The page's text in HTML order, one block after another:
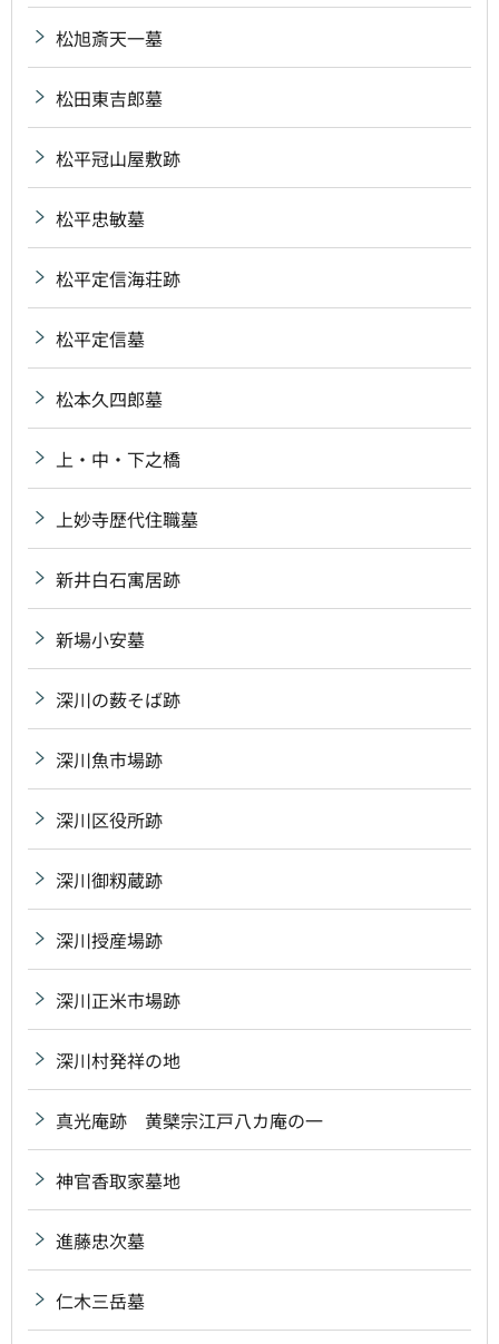
松旭斎天一墓
松田東吉郎墓
松平冠山屋敷跡
松平忠敏墓
松平定信海荘跡
松平定信墓
松本久四郎墓
上・中・下之橋
上妙寺歴代住職墓
新井白石寓居跡
新場小安墓
深川の薮そば跡
深川魚市場跡
深川区役所跡
深川御籾蔵跡
深川授産場跡
深川正米市場跡
深川村発祥の地
真光庵跡 黄檗宗江戸八カ庵の一
神官香取家墓地
進藤忠次墓
仁木三岳墓